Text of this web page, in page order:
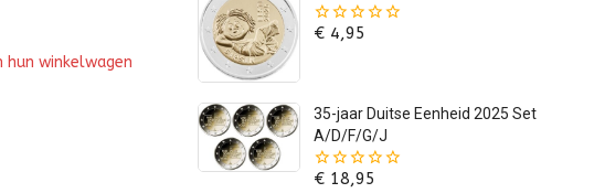
0
€ 4,95
35-jaar Duitse Eenheid 2025 Set
A/D/F/G/J
0
€ 18,95
hun winkelwagen